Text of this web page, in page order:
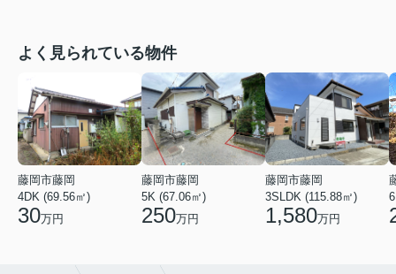
よく見られている物件
藤岡市藤岡
4DK (69.56㎡)
30万円
藤岡市藤岡
5K (67.06㎡)
250万円
藤岡市藤岡
3SLDK (115.88㎡)
1,580万円